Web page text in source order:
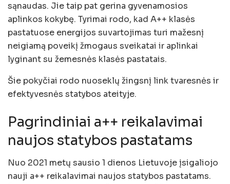
sąnaudas. Jie taip pat gerina gyvenamosios
aplinkos kokybę. Tyrimai rodo, kad A++ klasės
pastatuose energijos suvartojimas turi mažesnį
neigiamą poveikį žmogaus sveikatai ir aplinkai
lyginant su žemesnės klasės pastatais.
Šie pokyčiai rodo nuoseklų žingsnį link tvaresnės ir
efektyvesnės statybos ateityje.
Pagrindiniai a++ reikalavimai
naujos statybos pastatams
Nuo 2021 metų sausio 1 dienos Lietuvoje įsigaliojo
nauji a++ reikalavimai naujos statybos pastatams.